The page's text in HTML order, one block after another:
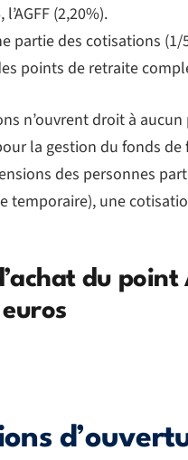
(2,20%).
partie des cotisations (1/
points de retraite
n’ouvrent droit à
la gestion du fonds de
des personnes
temporaire), une
du point